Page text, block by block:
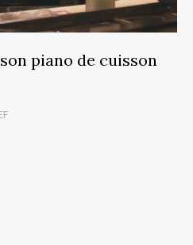
piano de cuisson